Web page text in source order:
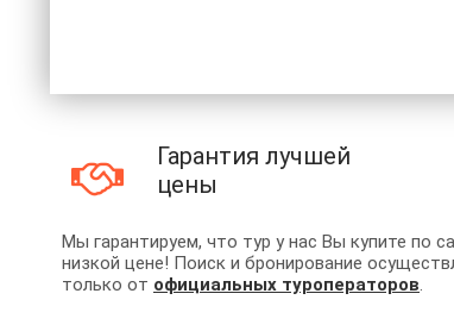
Гарантия лучшей
цены
Мы гарантируем, что тур у нас Вы купите по
низкой цене! Поиск и бронирование
только от официальных туроператоров.